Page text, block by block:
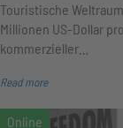
Touristische
Millionen US-Dollar
kommerzieller…
Read more